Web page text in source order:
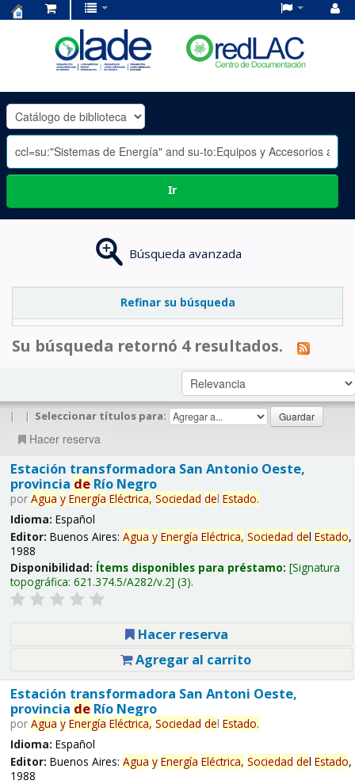
OLADE
-
Ir
Búsqueda avanzada
Refinar su búsqueda
Su búsqueda retornó 4 resultados.
| | Seleccionar títulos para:
Hacer reserva
Estación transformadora San Antonio Oeste,
provincia deRío Negro
por Agua y Energía Eléctrica, Sociedad del Estado.
Idioma: Español
Editor: Buenos Aires: Agua y Energía Eléctrica, Sociedad del Estado,
1988
Disponibilidad: Ítems disponibles para préstamo: Signatura
topográfica: 621.374.5/A282/v.2 (3).
Hacer reserva
Agregar al carrito
Estación transformadora San Antoni Oeste,
provincia deRío Negro
por Agua y Energía Eléctrica, Sociedad del Estado.
Idioma: Español
Editor: Buenos Aires: Agua y Energía Eléctrica, Sociedad del Estado,
1988